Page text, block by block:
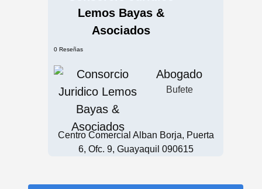
Lemos Bayas &
Asociados
0 Reseñas
Abogado
Bufete
Centro Comercial Alban Borja, Puerta
6, Ofc. 9, Guayaquil 090615